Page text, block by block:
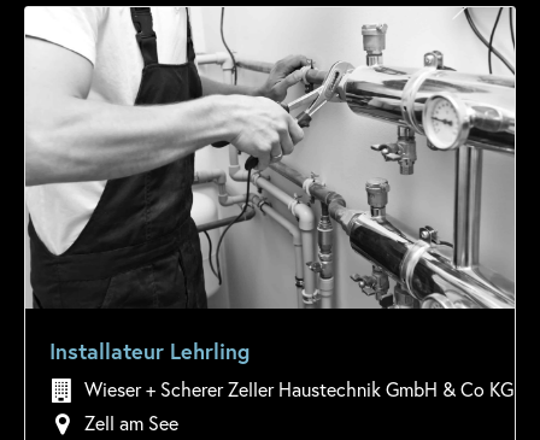
Installateur Lehrling
Wieser + Scherer Zeller Haustechnik GmbH & Co KG
Zell am See